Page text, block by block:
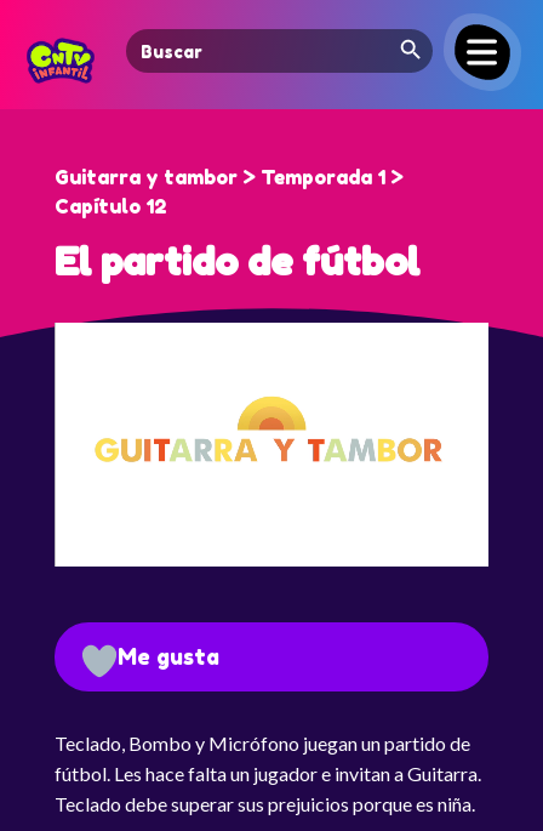
Search
for:
Search Button
Guitarra y tambor > Temporada 1 >
Capítulo 12
El partido de fútbol
Me gusta
Teclado, Bombo y Micrófono juegan un partido de
fútbol. Les hace falta un jugador e invitan a Guitarra.
Teclado debe superar sus prejuicios porque es niña.